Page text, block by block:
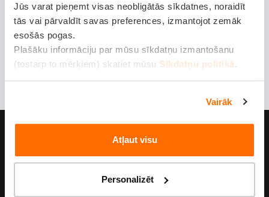
Jūs varat pieņemt visas neobligātās sīkdatnes, noraidīt
tās vai pārvaldīt savas preferences, izmantojot zemāk
esošās pogas.
Plašāku informāciju par mūsu sīkdatņu izmantošanu
(tostarp to mērķiem) skatiet mūsu Sīkdatņu politikā
Vairāk
Atļaut visu
Personalizēt